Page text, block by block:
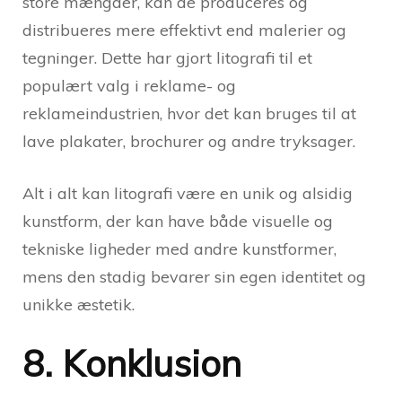
distribueres mere effektivt end malerier og
tegninger. Dette har gjort litografi til et
populært valg i reklame- og
reklameindustrien, hvor det kan bruges til at
lave plakater, brochurer og andre tryksager.
Alt i alt kan litografi være en unik og alsidig
kunstform, der kan have både visuelle og
tekniske ligheder med andre kunstformer,
mens den stadig bevarer sin egen identitet og
unikke æstetik.
8. Konklusion